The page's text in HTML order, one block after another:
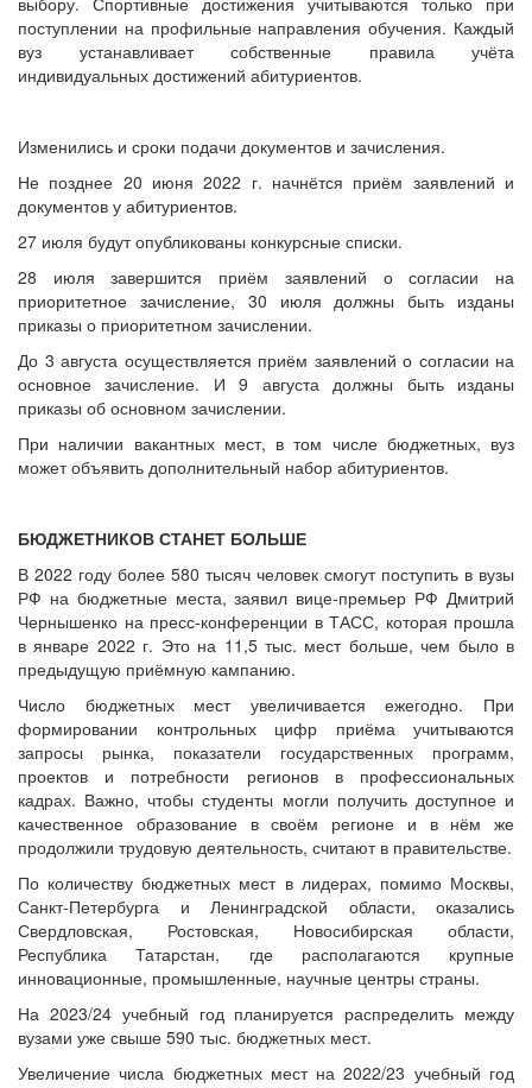
поступлении на профильные направления обучения. Каждый
вуз устанавливает собственные правила учёта
индивидуальных достижений абитуриентов.
Изменились и сроки подачи документов и зачисления.
Не позднее 20 июня 2022 г. начнётся приём заявлений и
документов у абитуриентов.
27 июля будут опубликованы конкурсные списки.
28 июля завершится приём заявлений о согласии на
приоритетное зачисление, 30 июля должны быть изданы
приказы о приоритетном зачислении.
До 3 августа осуществляется приём заявлений о согласии на
основное зачисление. И 9 августа должны быть изданы
приказы об основном зачислении.
При наличии вакантных мест, в том числе бюджетных, вуз
может объявить дополнительный набор абитуриентов.
БЮДЖЕТНИКОВ СТАНЕТ БОЛЬШЕ
В 2022 году более 580 тысяч человек смогут поступить в вузы
РФ на бюджетные места, заявил вице-премьер РФ Дмитрий
Чернышенко на пресс-конференции в ТАСС, которая прошла
в январе 2022 г. Это на 11,5 тыс. мест больше, чем было в
предыдущую приёмную кампанию.
Число бюджетных мест увеличивается ежегодно. При
формировании контрольных цифр приёма учитываются
запросы рынка, показатели государственных программ,
проектов и потребности регионов в профессиональных
кадрах. Важно, чтобы студенты могли получить доступное и
качественное образование в своём регионе и в нём же
продолжили трудовую деятельность, считают в правительстве.
По количеству бюджетных мест в лидерах, помимо Москвы,
Санкт-Петербурга и Ленинградской области, оказались
Свердловская, Ростовская, Новосибирская области,
Республика Татарстан, где располагаются крупные
инновационные, промышленные, научные центры страны.
На 2023/24 учебный год планируется распределить между
вузами уже свыше 590 тыс. бюджетных мест.
Увеличение числа бюджетных мест на 2022/23 учебный год